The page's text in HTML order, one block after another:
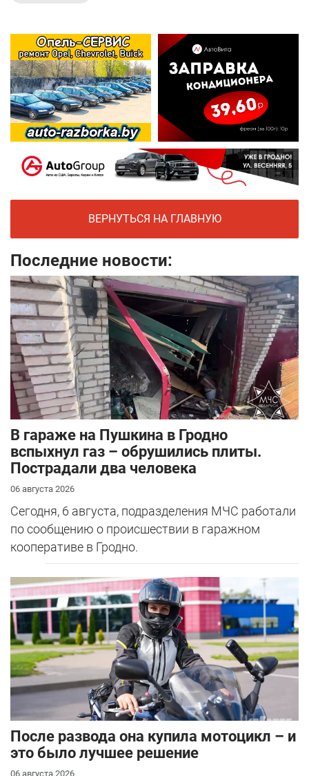
ВЕРНУТЬСЯ НА ГЛАВНУЮ
Последние новости:
В гараже на Пушкина в Гродно
вспыхнул газ – обрушились плиты.
Пострадали два человека
06 августа 2026
Сегодня, 6 августа, подразделения МЧС работали
по сообщению о происшествии в гаражном
кооперативе в Гродно.
После развода она купила мотоцикл – и
это было лучшее решение
06 августа 2026